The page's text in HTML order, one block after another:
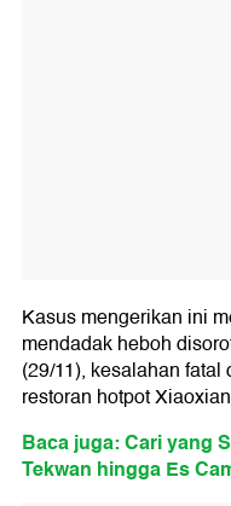
Kasus mengerikan ini
mendadak heboh
(29/11), kesalahan
restoran hotpot
Baca juga: Cari yang
Tekwan hingga Es